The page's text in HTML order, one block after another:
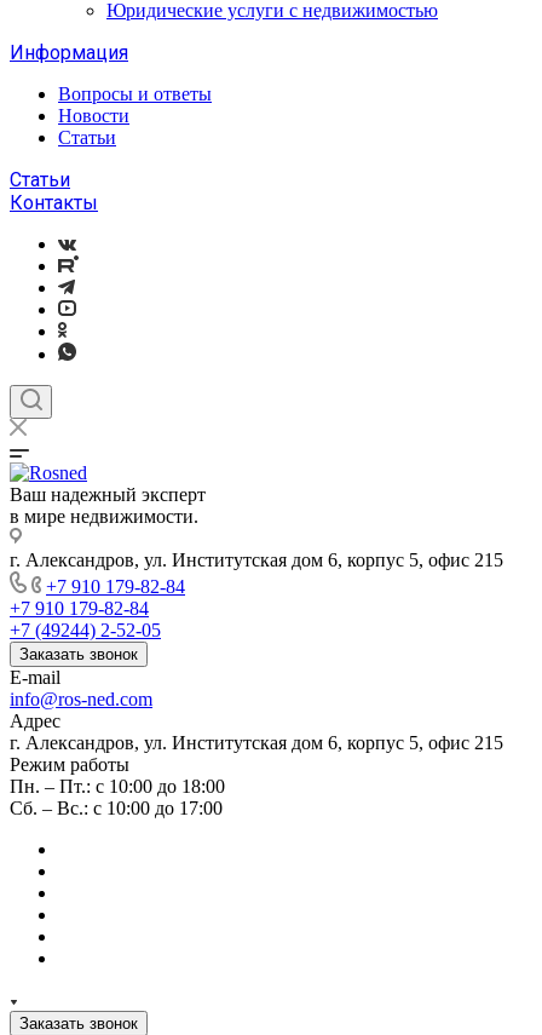
Юридические услуги с недвижимостью
Информация
Вопросы и ответы
Новости
Статьи
Статьи
Контакты
Ваш надежный эксперт
в мире недвижимости.
г. Александров, ул. Институтская дом 6, корпус 5, офис 215
+7 910 179-82-84
+7 910 179-82-84
+7 (49244) 2-52-05
Заказать звонок
E-mail
info@ros-ned.com
Адрес
г. Александров, ул. Институтская дом 6, корпус 5, офис 215
Режим работы
Пн. – Пт.: с 10:00 до 18:00
Сб. – Вс.: с 10:00 до 17:00
Заказать звонок